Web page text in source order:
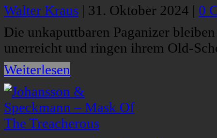
Walter Kraus | 31. Oktober 2024 | 0
Die unkaputtbaren Paganizer
unerreicht und ringen ihrem Old-
Weiterlesen